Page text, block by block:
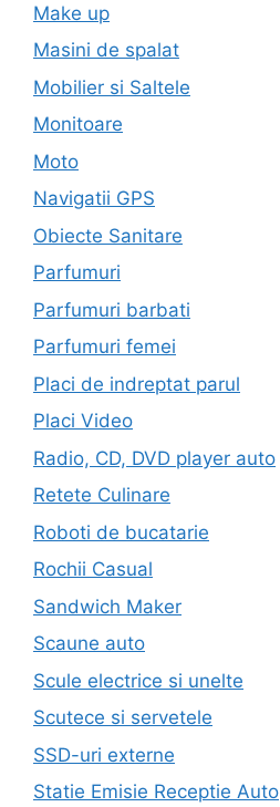
Make up
Masini de spalat
Mobilier si Saltele
Monitoare
Moto
Navigatii GPS
Obiecte Sanitare
Parfumuri
Parfumuri barbati
Parfumuri femei
Placi de indreptat parul
Placi Video
Radio, CD, DVD player auto
Retete Culinare
Roboti de bucatarie
Rochii Casual
Sandwich Maker
Scaune auto
Scule electrice si unelte
Scutece si servetele
SSD-uri externe
Statie Emisie Receptie Auto